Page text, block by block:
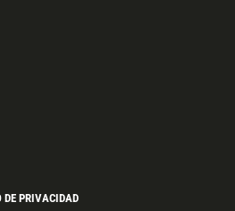
DE PRIVACIDAD